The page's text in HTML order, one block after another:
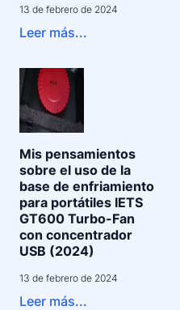
13 de febrero de 2024
Leer más...
Mis pensamientos
sobre el uso de la
base de enfriamiento
para portátiles IETS
GT600 Turbo-Fan
con concentrador
USB (2024)
13 de febrero de 2024
Leer más...